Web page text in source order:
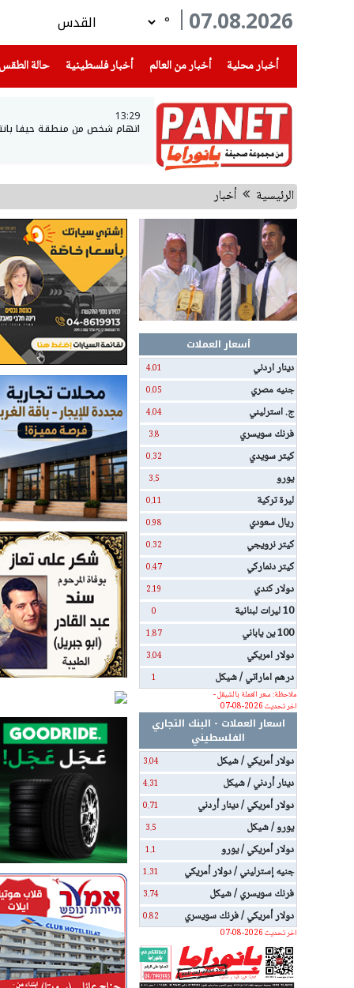
07.08.2026
°
أخبار محلية
(current) أخبار من العالم أخبار فلسطينية(current) حالة الطقس
13:29
اتهام شخص من منطقة حيفا
الرئيسية أخبار
أسعار العملات
دينار اردني
4.01
جنيه مصري 0.05
ج. استرليني 4.04
فرنك سويسري 3.8
كيتر سويدي 0.32
يورو 3.5
ليرة تركية 0.11
ريال سعودي 0.98
كيتر نرويجي 0.32
كيتر دنماركي 0.47
دولار كندي 2.19
10 ليرات لبنانية 0
100 ين ياباني 1.87
دولار امريكي 3.04
درهم اماراتي / شيكل
1
ملاحظة: سعر العملة بالشيقل -
اخر تحديث 2026-08-07
اسعار العملات - البنك التجاري
الفلسطيني
دولار أمريكي / شيكل
3.04
دينار أردني / شيكل 4.31
دولار أمريكي / دينار أردني 0.71
يورو / شيكل 3.5
دولار أمريكي / يورو 1.1
جنيه إسترليني / دولار أمريكي 1.31
فرنك سويسري / شيكل 3.74
دولار أمريكي / فرنك سويسري
0.82
اخر تحديث 2026-08-07